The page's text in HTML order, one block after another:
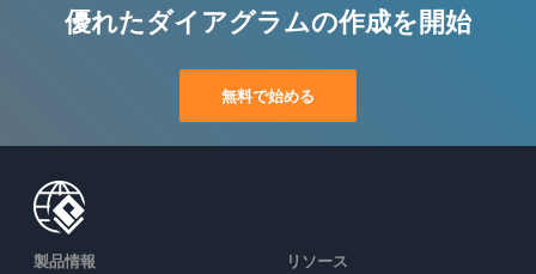
優れたダイアグラムの作成を開始
無料で始める
製品情報 リソース